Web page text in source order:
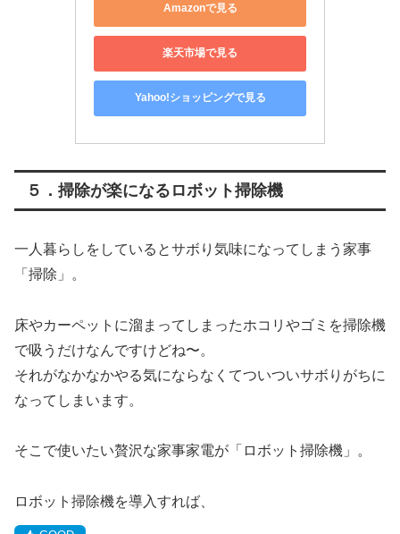
Amazonで見る
楽天市場で見る
Yahoo!ショッピングで見る
５．掃除が楽になるロボット掃除機
一人暮らしをしているとサボり気味になってしまう家事
「掃除」。
床やカーペットに溜まってしまったホコリやゴミを掃除機
で吸うだけなんですけどね〜。
それがなかなかやる気にならなくてついついサボりがちに
なってしまいます。
そこで使いたい贅沢な家事家電が「ロボット掃除機」。
ロボット掃除機を導入すれば、